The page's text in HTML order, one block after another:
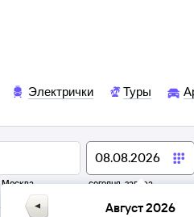
Электрички Туры
Москва сегодня, завтра
Август 2026